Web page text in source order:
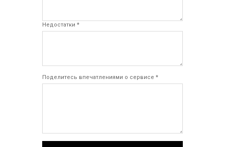
Недостатки *
Поделитесь впечатлениями о сервисе *